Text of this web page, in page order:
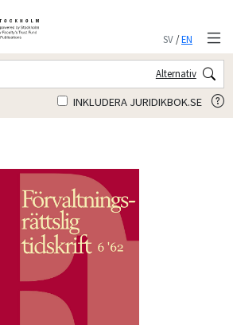
SV/EN
Alternativ
INKLUDERA JURIDIKBOK.SE